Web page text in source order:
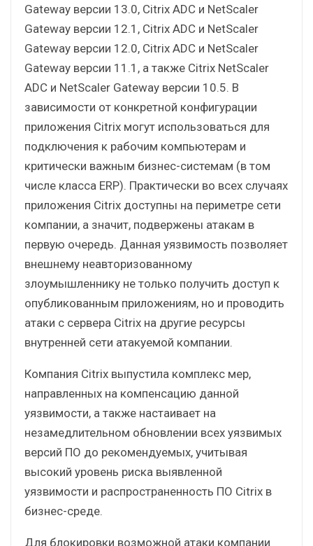
Gateway версии 13.0, Citrix ADC и NetScaler
Gateway версии 12.1, Citrix ADC и NetScaler
Gateway версии 12.0, Citrix ADC и NetScaler
Gateway версии 11.1, а также Citrix NetScaler
ADC и NetScaler Gateway версии 10.5. В
зависимости от конкретной конфигурации
приложения Citrix могут использоваться для
подключения к рабочим компьютерам и
критически важным бизнес-системам (в том
числе класса ERP). Практически во всех случаях
приложения Citrix доступны на периметре сети
компании, а значит, подвержены атакам в
первую очередь. Данная уязвимость позволяет
внешнему неавторизованному
злоумышленнику не только получить доступ к
опубликованным приложениям, но и проводить
атаки с сервера Citrix на другие ресурсы
внутренней сети атакуемой компании.
Компания Citrix выпустила комплекс мер,
направленных на компенсацию данной
уязвимости, а также настаивает на
незамедлительном обновлении всех уязвимых
версий ПО до рекомендуемых, учитывая
высокий уровень риска выявленной
уязвимости и распространенность ПО Citrix в
бизнес-среде.
Для блокировки возможной атаки компании